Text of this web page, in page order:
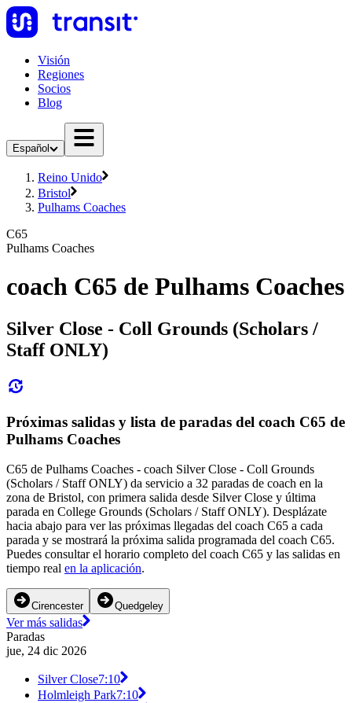
Visión
Regiones
Socios
Blog
Español
Reino Unido
Bristol
Pulhams Coaches
C65
Pulhams Coaches
coach C65 de Pulhams Coaches
Silver Close - Coll Grounds (Scholars /
Staff ONLY)
Próximas salidas y lista de paradas del coach C65 de
Pulhams Coaches
C65 de Pulhams Coaches - coach Silver Close - Coll Grounds
(Scholars / Staff ONLY) da servicio a 32 paradas de coach en la
zona de Bristol, con primera salida desde Silver Close y última
parada en College Grounds (Scholars / Staff ONLY). Desplázate
hacia abajo para ver las próximas llegadas del coach C65 a cada
parada y se mostrará la próxima salida programada del coach C65.
Puedes consultar el horario completo del coach C65 y las salidas en
tiempo real en la aplicación.
Cirencester Quedgeley
Ver más salidas
Paradas
jue, 24 dic 2026
Silver Close7:10
Holmleigh Park7:10